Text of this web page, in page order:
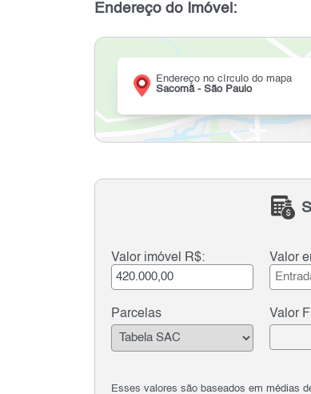
Endereço do Imóvel:
Endereço no círculo do mapa
Sacomã - São Paulo
Valor imóvel R$: Valor
Parcelas Valor
Esses valores são baseados em médias